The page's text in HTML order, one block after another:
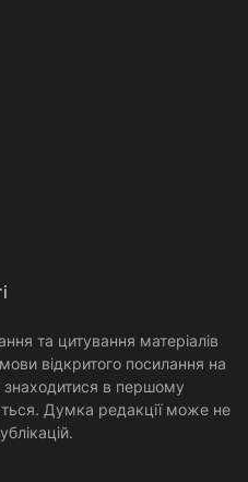
та цитування матеріалів
відкритого посилання на
знаходитися в першому
Думка редакції може не